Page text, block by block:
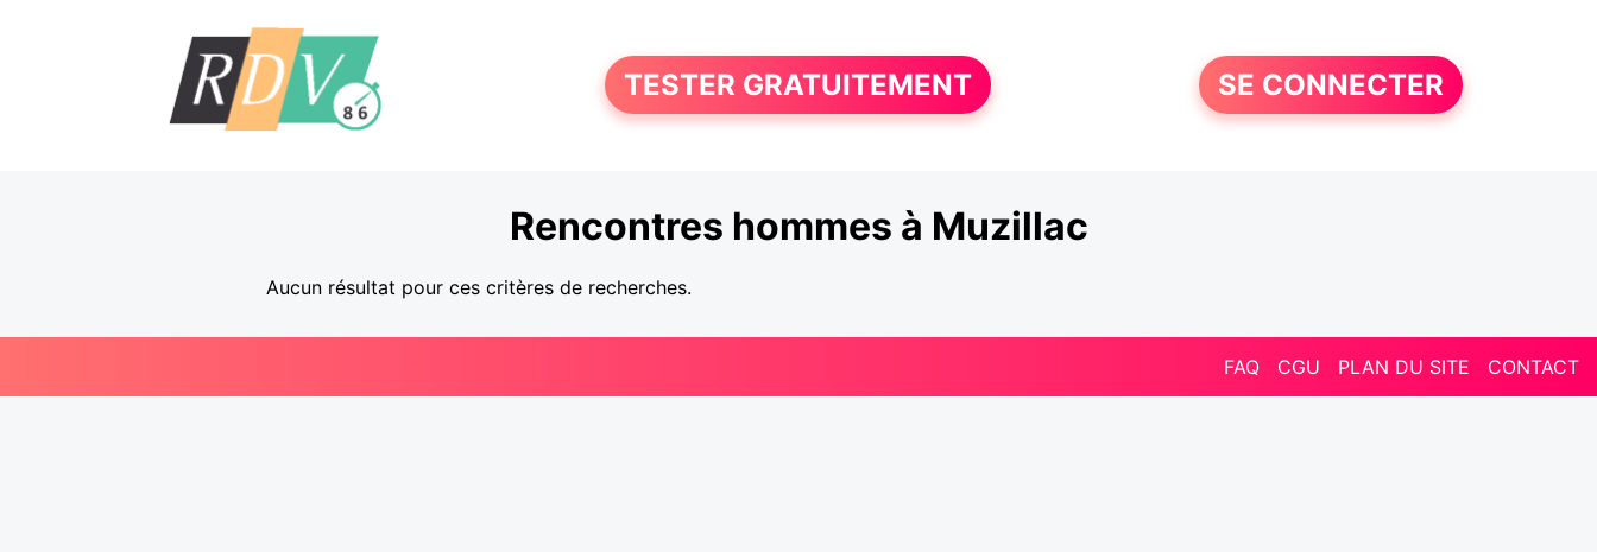
TESTER GRATUITEMENT SE CONNECTER
Rencontres hommes à Muzillac
Aucun résultat pour ces critères de recherches.
FAQ CGU PLAN DU SITE CONTACT